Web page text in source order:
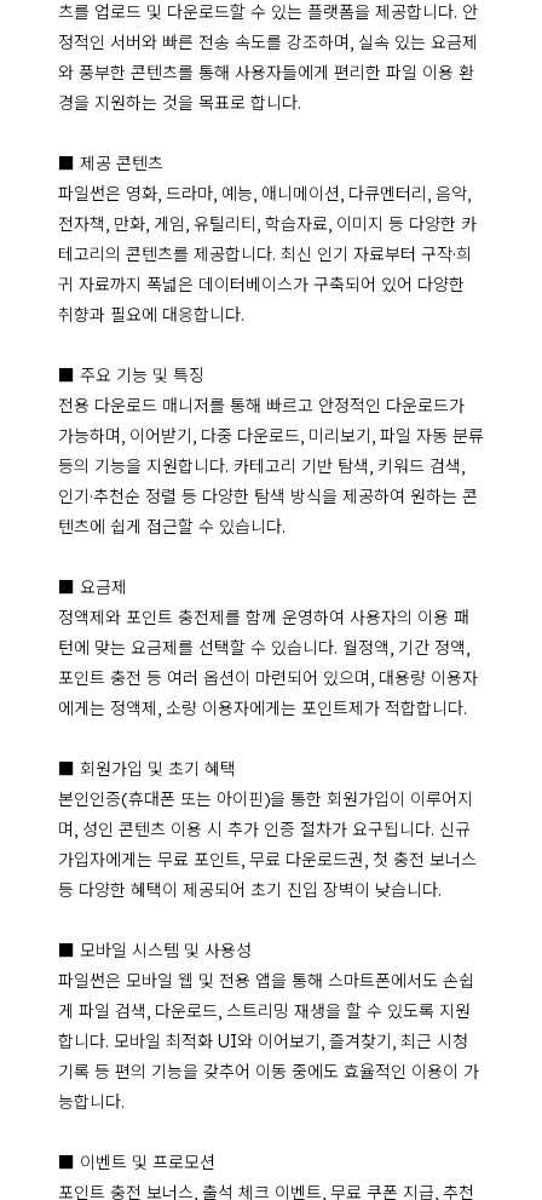
츠를 업로드 및 다운로드할 수 있는 플랫폼을 제공합니다. 안
정적인 서버와 빠른 전송 속도를 강조하며, 실속 있는 요금제
와 풍부한 콘텐츠를 통해 사용자들에게 편리한 파일 이용 환
경을 지원하는 것을 목표로 합니다.
■ 제공 콘텐츠
파일썬은 영화, 드라마, 예능, 애니메이션, 다큐멘터리, 음악,
전자책, 만화, 게임, 유틸리티, 학습자료, 이미지 등 다양한 카
테고리의 콘텐츠를 제공합니다. 최신 인기 자료부터 구작·희
귀 자료까지 폭넓은 데이터베이스가 구축되어 있어 다양한
취향과 필요에 대응합니다.
■ 주요 기능 및 특징
전용 다운로드 매니저를 통해 빠르고 안정적인 다운로드가
가능하며, 이어받기, 다중 다운로드, 미리보기, 파일 자동 분류
등의 기능을 지원합니다. 카테고리 기반 탐색, 키워드 검색,
인기·추천순 정렬 등 다양한 탐색 방식을 제공하여 원하는 콘
텐츠에 쉽게 접근할 수 있습니다.
■ 요금제
정액제와 포인트 충전제를 함께 운영하여 사용자의 이용 패
턴에 맞는 요금제를 선택할 수 있습니다. 월정액, 기간 정액,
포인트 충전 등 여러 옵션이 마련되어 있으며, 대용량 이용자
에게는 정액제, 소량 이용자에게는 포인트제가 적합합니다.
■ 회원가입 및 초기 혜택
본인인증(휴대폰 또는 아이핀)을 통한 회원가입이 이루어지
며, 성인 콘텐츠 이용 시 추가 인증 절차가 요구됩니다. 신규
가입자에게는 무료 포인트, 무료 다운로드권, 첫 충전 보너스
등 다양한 혜택이 제공되어 초기 진입 장벽이 낮습니다.
■ 모바일 시스템 및 사용성
파일썬은 모바일 웹 및 전용 앱을 통해 스마트폰에서도 손쉽
게 파일 검색, 다운로드, 스트리밍 재생을 할 수 있도록 지원
합니다. 모바일 최적화 UI와 이어보기, 즐겨찾기, 최근 시청
기록 등 편의 기능을 갖추어 이동 중에도 효율적인 이용이 가
능합니다.
■ 이벤트 및 프로모션
포인트 충전 보너스, 출석 체크 이벤트, 무료 쿠폰 지급, 추천